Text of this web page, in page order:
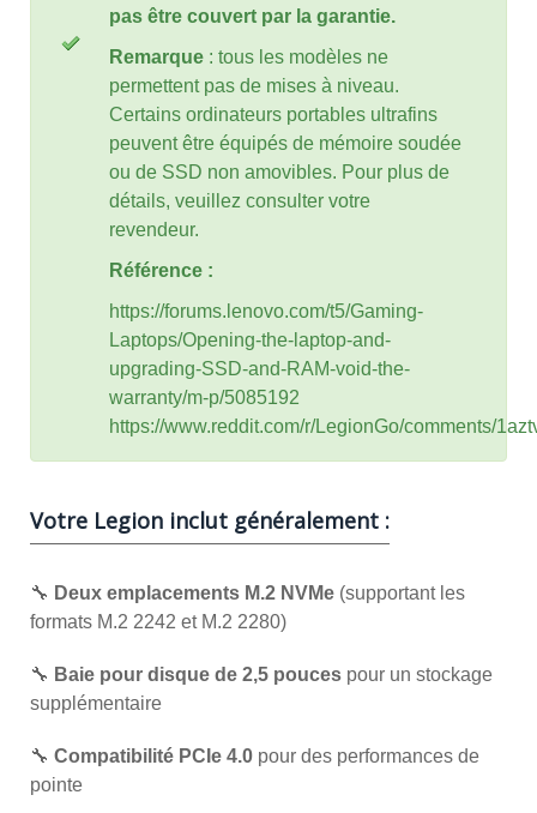
pas être couvert par la garantie.
Remarque : tous les modèles ne
permettent pas de mises à niveau.
Certains ordinateurs portables ultrafins
peuvent être équipés de mémoire soudée
ou de SSD non amovibles. Pour plus de
détails, veuillez consulter votre
revendeur.
Référence :
https://forums.lenovo.com/t5/Gaming-
Laptops/Opening-the-laptop-and-
upgrading-SSD-and-RAM-void-the-
warranty/m-p/5085192
https://www.reddit.com/r/LegionGo/comments/
Votre Legion inclut généralement :
🔧 Deux emplacements M.2 NVMe (supportant les
formats M.2 2242 et M.2 2280)
🔧 Baie pour disque de 2,5 pouces pour un stockage
supplémentaire
🔧 Compatibilité PCIe 4.0 pour des performances de
pointe